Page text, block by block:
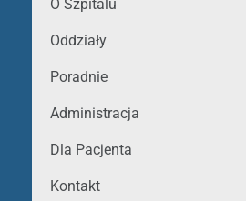
O Szpitalu
Oddziały
Poradnie
Administracja
Dla Pacjenta
Kontakt